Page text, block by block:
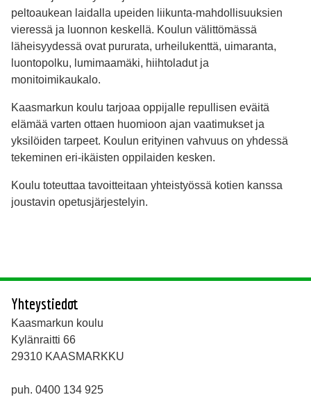
peltoaukean laidalla upeiden liikunta-mahdollisuuksien
vieressä ja luonnon keskellä. Koulun välittömässä
läheisyydessä ovat pururata, urheilukenttä, uimaranta,
luontopolku, lumimaamäki, hiihtoladut ja
monitoimikaukalo.
Kaasmarkun koulu tarjoaa oppijalle repullisen eväitä
elämää varten ottaen huomioon ajan vaatimukset ja
yksilöiden tarpeet. Koulun erityinen vahvuus on yhdessä
tekeminen eri-ikäisten oppilaiden kesken.
Koulu toteuttaa tavoitteitaan yhteistyössä kotien kanssa
joustavin opetusjärjestelyin.
Yhteystiedot
Kaasmarkun koulu
Kylänraitti 66
29310 KAASMARKKU
puh. 0400 134 925